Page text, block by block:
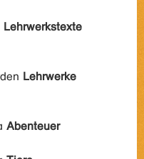
Lehrwerkstexte
Lehrwerke
Abenteuer